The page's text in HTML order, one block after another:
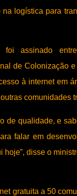
logística para
foi assinado
de Colonização
à internet em
comunidades
de qualidade, e
falar em
disse o
gratuita a 50